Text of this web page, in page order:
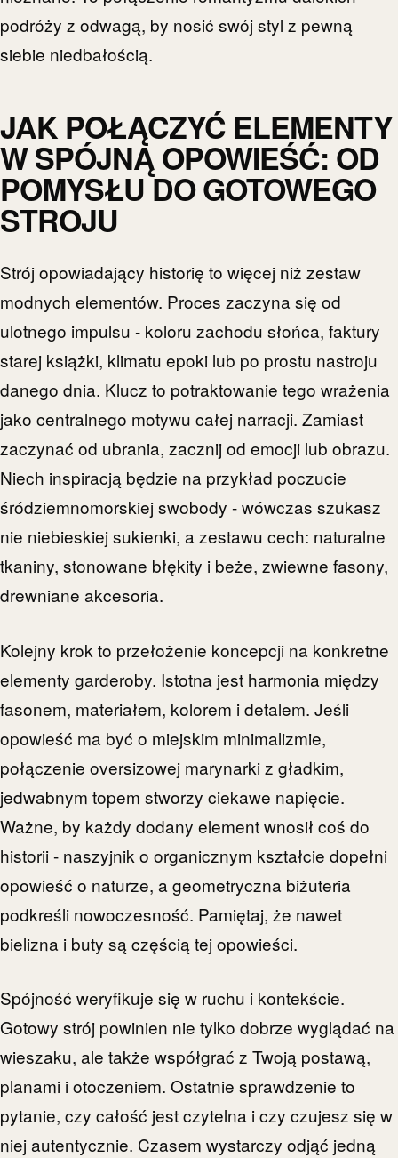
podróży z odwagą, by nosić swój styl z pewną
siebie niedbałością.
JAK POŁĄCZYĆ ELEMENTY
W SPÓJNĄ OPOWIEŚĆ: OD
POMYSŁU DO GOTOWEGO
STROJU
Strój opowiadający historię to więcej niż zestaw
modnych elementów. Proces zaczyna się od
ulotnego impulsu - koloru zachodu słońca, faktury
starej książki, klimatu epoki lub po prostu nastroju
danego dnia. Klucz to potraktowanie tego wrażenia
jako centralnego motywu całej narracji. Zamiast
zaczynać od ubrania, zacznij od emocji lub obrazu.
Niech inspiracją będzie na przykład poczucie
śródziemnomorskiej swobody - wówczas szukasz
nie niebieskiej sukienki, a zestawu cech: naturalne
tkaniny, stonowane błękity i beże, zwiewne fasony,
drewniane akcesoria.
Kolejny krok to przełożenie koncepcji na konkretne
elementy garderoby. Istotna jest harmonia między
fasonem, materiałem, kolorem i detalem. Jeśli
opowieść ma być o miejskim minimalizmie,
połączenie oversizowej marynarki z gładkim,
jedwabnym topem stworzy ciekawe napięcie.
Ważne, by każdy dodany element wnosił coś do
historii - naszyjnik o organicznym kształcie dopełni
opowieść o naturze, a geometryczna biżuteria
podkreśli nowoczesność. Pamiętaj, że nawet
bielizna i buty są częścią tej opowieści.
Spójność weryfikuje się w ruchu i kontekście.
Gotowy strój powinien nie tylko dobrze wyglądać na
wieszaku, ale także współgrać z Twoją postawą,
planami i otoczeniem. Ostatnie sprawdzenie to
pytanie, czy całość jest czytelna i czy czujesz się w
niej autentycznie. Czasem wystarczy odjąć jedną